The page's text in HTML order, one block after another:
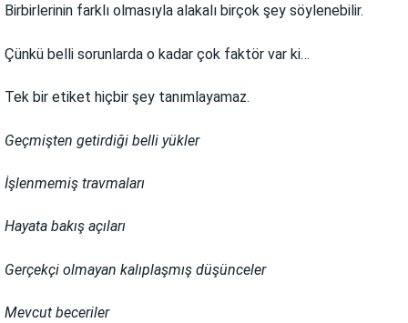
Birbirlerinin farklı olmasıyla alakalı birçok şey söylenebilir.
Çünkü belli sorunlarda o kadar çok faktör var ki…
Tek bir etiket hiçbir şey tanımlayamaz.
Geçmişten getirdiği belli yükler
İşlenmemiş travmaları
Hayata bakış açıları
Gerçekçi olmayan kalıplaşmış düşünceler
Mevcut beceriler